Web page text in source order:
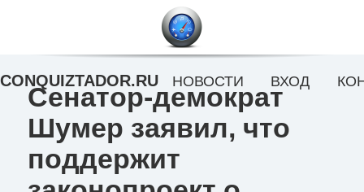
Сенатор-демократ
Шумер заявил, что
поддержит
CONQUIZTADOR.RU НОВОСТИ ВХОД